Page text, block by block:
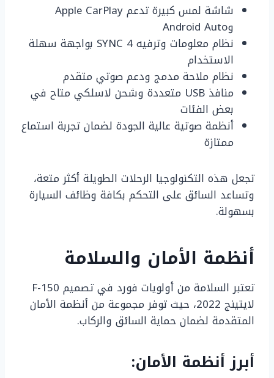
شاشة لمس كبيرة تدعم Apple CarPlay
وAndroid Auto
نظام معلومات وترفيه SYNC 4 بواجهة سهلة
الاستخدام
نظام ملاحة مدمج ودعم صوتي متقدم
منافذ USB متعددة وشحن لاسلكي متاح في
بعض الفئات
أنظمة صوتية عالية الجودة لضمان تجربة استماع
ممتازة
تجعل هذه التكنولوجيا الرحلات الطويلة أكثر متعة،
وتساعد السائق على التحكم بكافة وظائف السيارة
بسهولة.
أنظمة الأمان والسلامة
تعتبر السلامة من أولويات فورد في تصميم F-150
لايتينج 2022، حيث توفر مجموعة من أنظمة الأمان
المتقدمة لضمان حماية السائق والركاب.
أبرز أنظمة الأمان: